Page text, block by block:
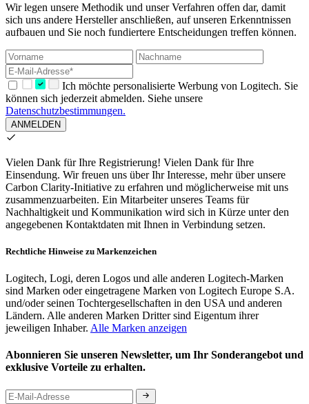
Wir legen unsere Methodik und unser Verfahren offen dar, damit
sich uns andere Hersteller anschließen, auf unseren Erkenntnissen
aufbauen und Sie noch fundiertere Entscheidungen treffen können.
Ich möchte personalisierte Werbung von Logitech. Sie
können sich jederzeit abmelden. Siehe unsere
Datenschutzbestimmungen.
ANMELDEN
Vielen Dank für Ihre Registrierung! Vielen Dank für Ihre
Einsendung. Wir freuen uns über Ihr Interesse, mehr über unsere
Carbon Clarity-Initiative zu erfahren und möglicherweise mit uns
zusammenzuarbeiten. Ein Mitarbeiter unseres Teams für
Nachhaltigkeit und Kommunikation wird sich in Kürze unter den
angegebenen Kontaktdaten mit Ihnen in Verbindung setzen.
Rechtliche Hinweise zu Markenzeichen
Logitech, Logi, deren Logos und alle anderen Logitech-Marken
sind Marken oder eingetragene Marken von Logitech Europe S.A.
und/oder seinen Tochtergesellschaften in den USA und anderen
Ländern. Alle anderen Marken Dritter sind Eigentum ihrer
jeweiligen Inhaber. Alle Marken anzeigen
Abonnieren Sie unseren Newsletter, um Ihr Sonderangebot und
exklusive Vorteile zu erhalten.